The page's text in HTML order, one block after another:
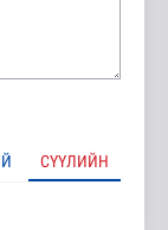
СҮҮЛИЙН